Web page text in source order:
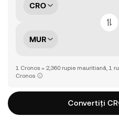
CRO
MUR
1 Cronos = 2,360 rupie mauritiană, 1
Cronos
Convertiți